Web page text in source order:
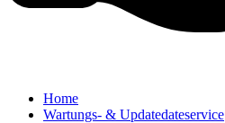
Home
Wartungs- & Updatedateservice